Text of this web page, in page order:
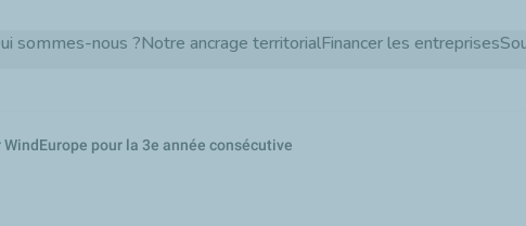
Aller
sommes-nous ?Notre ancrage territorialFinancer les entreprises
pour la 3e année consécutive